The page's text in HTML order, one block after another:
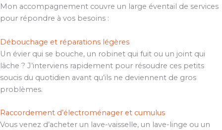
Mon accompagnement couvre un large éventail de services
pour répondre à vos besoins :
Débouchage et réparations légères
Un évier qui se bouche, un robinet qui fuit ou un joint qui
lâche ? J’interviens rapidement pour résoudre ces petits
soucis du quotidien avant qu’ils ne deviennent de gros
problèmes.
Raccordement d’électroménager et cumulus
Vous venez d’acheter un lave-vaisselle, un lave-linge ou un